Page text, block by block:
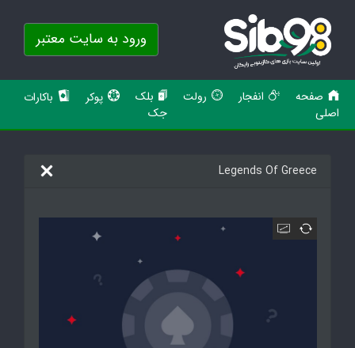
ورود به سایت معتبر
صفحه
اصلی
انفجار رولت
بلک
جک
پوکر باکارات
Legends Of Greece